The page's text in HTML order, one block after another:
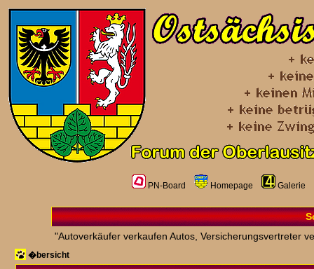
PN-Board Homepage Galerie
"Autoverkäufer verkaufen Autos, Versicherungsvertreter
�bersicht